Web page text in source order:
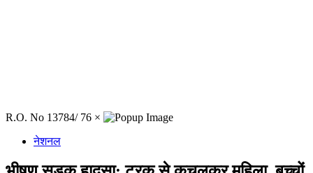
R.O. No 13784/ 76 ×
नेशनल